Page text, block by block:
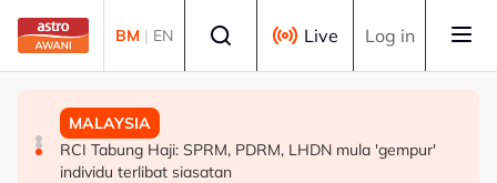
Skip to main content
BM | EN Live Log in
MALAYSIA
Kerajaan pastikan syor, dapatan RCI Tabung Haji
disiasat tuntas tanpa kompromi - PM Anwar
POLITIK
'Pihak ketiga' jangan ganggu usaha persefahaman parti
Melayu - Asyraf Wajdi
MALAYSIA
RCI Tabung Haji: SPRM, PDRM, LHDN mula 'gempur'
individu terlibat siasatan